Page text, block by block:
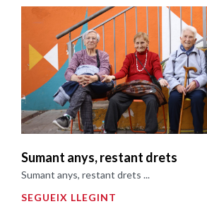
Sumant anys, restant drets
Sumant anys, restant drets ...
SEGUEIX LLEGINT